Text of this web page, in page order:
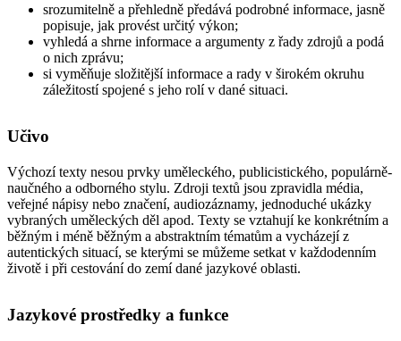
srozumitelně a přehledně předává podrobné informace, jasně
popisuje, jak provést určitý výkon;
vyhledá a shrne informace a argumenty z řady zdrojů a podá
o nich zprávu;
si vyměňuje složitější informace a rady v širokém okruhu
záležitostí spojené s jeho rolí v dané situaci.
Učivo
Výchozí texty nesou prvky uměleckého, publicistického, populárně-
naučného a odborného stylu. Zdroji textů jsou zpravidla média,
veřejné nápisy nebo značení, audiozáznamy, jednoduché ukázky
vybraných uměleckých děl apod. Texty se vztahují ke konkrétním a
běžným i méně běžným a abstraktním tématům a vycházejí z
autentických situací, se kterými se můžeme setkat v každodenním
životě i při cestování do zemí dané jazykové oblasti.
Jazykové prostředky a funkce